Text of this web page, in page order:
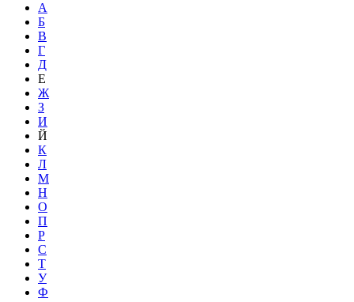
А
Б
В
Г
Д
Е
Ж
З
И
Й
К
Л
М
Н
О
П
Р
С
Т
У
Ф